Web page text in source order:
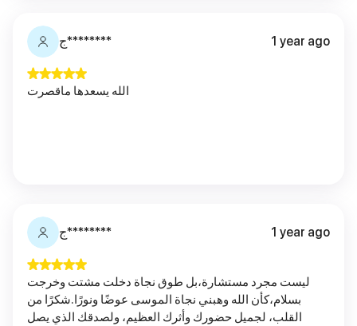
ج******** 1 year ago
الله يسعدها ماقصرت
ج******** 1 year ago
ليست مجرد مستشارة،بل طوق نجاة دخلت مشتت وخرجت
بسلام،كأن الله وهبني نجاة الموسى عوضًا ونورًا.شكرًا من
القلب، لجميل حضورك وأثرك العظيم، ولصدقك الذي يصل